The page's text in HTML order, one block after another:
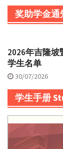
奖助学金通
2026年吉隆
学生名单
30/07/2026
学生手册